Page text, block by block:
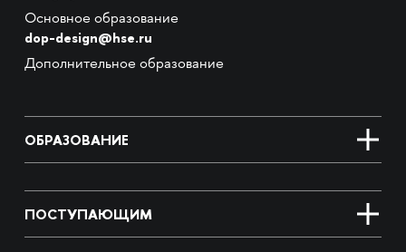
Основное образование
dop-design@hse.ru
Дополнительное образование
ОБРАЗОВАНИЕ
ПОСТУПАЮЩИМ